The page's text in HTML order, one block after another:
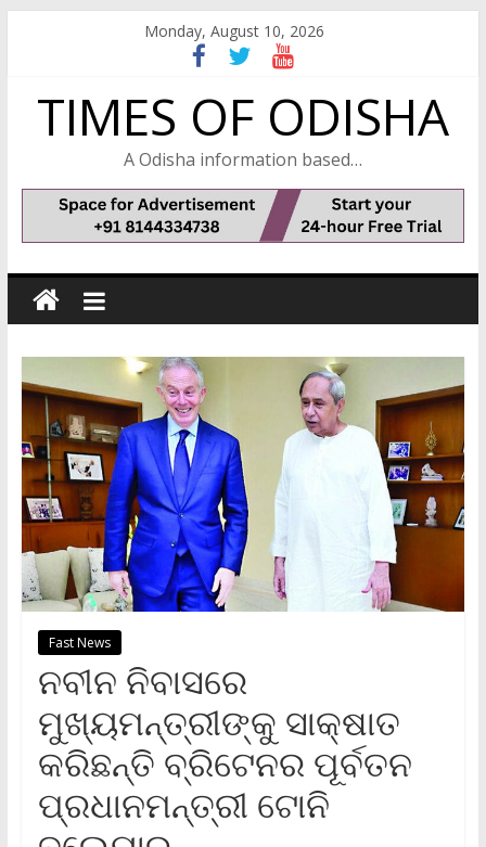
Monday, August 10, 2026
TIMES OF ODISHA
A Odisha information based…
Fast News
ନବୀନ ନିବାସରେ
ମୁଖ୍ୟମନ୍ତ୍ରୀଙ୍କୁ ସାକ୍ଷାତ
କରିଛନ୍ତି ବ୍ରିଟେନର ପୂର୍ବତନ
ପ୍ରଧାନମନ୍ତ୍ରୀ ଟୋନି